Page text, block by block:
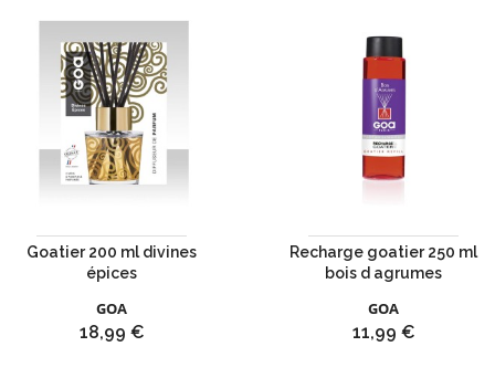
Goatier 200 ml divines
épices
GOA
Prix
18,99 €
Recharge goatier 250 ml
bois d agrumes
GOA
Prix
11,99 €